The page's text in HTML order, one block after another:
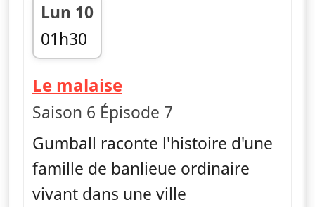
Lun 10
01h30
fin 01h40
Le malaise— Le monde
Saison 6 Épisode 7
Gumball raconte l'histoire d'une
famille de banlieue ordinaire
vivant dans une ville